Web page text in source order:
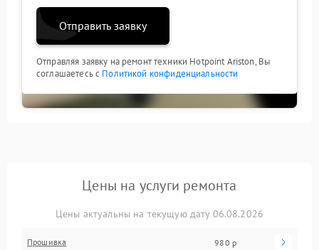
Отправить заявку
Отправляя заявку на ремонт техники Hotpoint Ariston, Вы
соглашаетесь с Политикой конфиденциальности
Цены на услуги ремонта
Цены актуальны на текущую дату 06.08.2026
Прошивка 980 р